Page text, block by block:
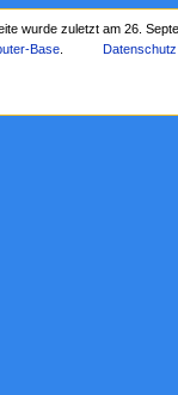
wurde zuletzt am 26.
Base Datenschutz